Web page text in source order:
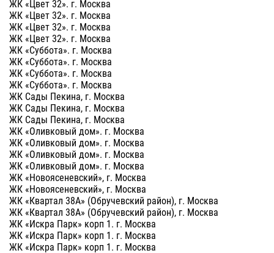
ЖК «Цвет 32». г. Москва
ЖК «Цвет 32». г. Москва
ЖК «Цвет 32». г. Москва
ЖК «Цвет 32». г. Москва
ЖК «Суббота». г. Москва
ЖК «Суббота». г. Москва
ЖК «Суббота». г. Москва
ЖК «Суббота». г. Москва
ЖК Сады Пекина, г. Москва
ЖК Сады Пекина, г. Москва
ЖК Сады Пекина, г. Москва
ЖК «Оливковый дом». г. Москва
ЖК «Оливковый дом». г. Москва
ЖК «Оливковый дом». г. Москва
ЖК «Оливковый дом». г. Москва
ЖК «Новоясеневский», г. Москва
ЖК «Новоясеневский», г. Москва
ЖК «Квартал 38А» (Обручевский район), г. Москва
ЖК «Квартал 38А» (Обручевский район), г. Москва
ЖК «Искра Парк» корп 1. г. Москва
ЖК «Искра Парк» корп 1. г. Москва
ЖК «Искра Парк» корп 1. г. Москва